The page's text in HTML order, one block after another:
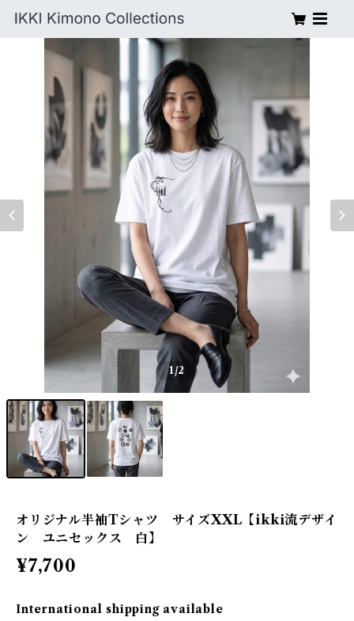
1/2
オリジナル半袖Tシャツ サイズXXL【ikki流デザイ
ン ユニセックス 白】
¥7,700
International shipping available